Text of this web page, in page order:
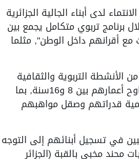
لدى أبناء الجالية الجزائرية
برنامج تربوي متكامل يجمع بين
مع أقرانهم داخل الوطن", مثلما
الأنشطة التربوية والثقافية
والعلمية والترفيهية, أعدت خصيصا لفائدة الأطفال الذين تتراوح أعمارهم بين 8 و16سنة, بما
قدراتهم وصقل مواهبهم
في تسجيل أبنائهم إلى التوجه
محند مخبي بالقبة (الجزائر